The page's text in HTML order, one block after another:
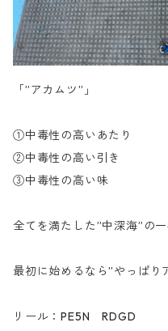
「”アカムツ”」
①中毒性の高いあたり
②中毒性の高い引き
③中毒性の高い味
全てを満たした”中深海”の
最初に始めるなら”やっぱり
リール：PE5N RDGD